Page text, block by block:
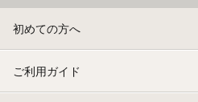
初めての方へ
ご利用ガイド